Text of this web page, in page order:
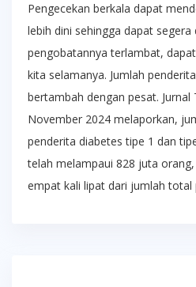
Pengecekan berkala dapat
lebih dini sehingga dapat segera
pengobatannya terlambat,
kita selamanya. Jumlah
bertambah dengan pesat. Jurnal
November 2024 melaporkan,
penderita diabetes tipe 1 dan
telah melampaui 828 juta
empat kali lipat dari jumlah total